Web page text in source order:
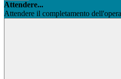
Attendere...
Attendere il completamento